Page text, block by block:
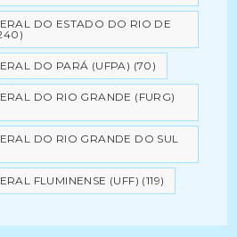
DO ESTADO DO RIO DE
DO PARÁ (UFPA) (70)
DO RIO GRANDE (FURG)
DO RIO GRANDE DO SUL
FLUMINENSE (UFF) (119)